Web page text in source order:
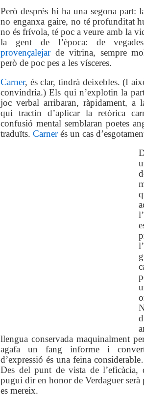
Però després hi ha una segona part:
no enganxa gaire, no té profunditat
no és frívola, té poc a veure amb la
la gent de l’època: de
provençalejar de vitrina, sempre
però de poc pes a les vísceres.
Carner, és clar, tindrà deixebles. (I
convindria.) Els qui n’explotin la
joc verbal arribaran, ràpidament, a
qui tractin d’aplicar la retòrica
confusió mental semblaran poetes
traduïts. Carnerés un cas
llengua conservada maquinalment
agafa un fang informe i
d’expressió és una feina
Des del punt de vista de l’eficàcia,
pugui dir en honor de Verdaguer serà
es mereix.